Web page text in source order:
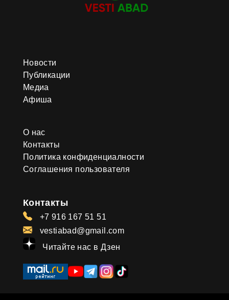
Новости
Публикации
Медиа
Афиша
О нас
Контакты
Политика конфиденциалности
Соглашения пользователя
Контакты
+7 916 167 51 51
vestiabad@gmail.com
Читайте нас в Дзен